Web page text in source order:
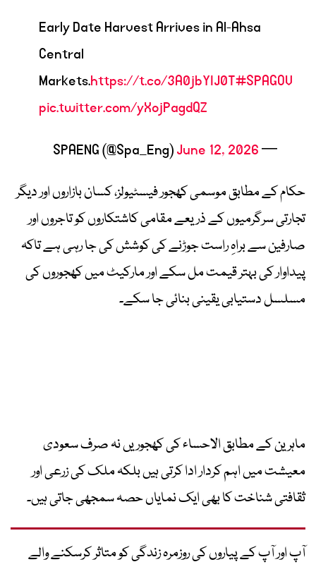
Early Date Harvest Arrives in Al-Ahsa
Central
Markets.https://t.co/3A0jbYIJ0T#SPAGOV
pic.twitter.com/yXojPagdQZ
— SPAENG (@Spa_Eng)
June 12, 2026
حکام کے مطابق موسمی کھجور فیسٹیولز، کسان بازاروں اور دیگر
تجارتی سرگرمیوں کے ذریعے مقامی کاشتکاروں کو تاجروں اور
صارفین سے براہِ راست جوڑنے کی کوشش کی جا رہی ہے تاکہ
پیداوار کی بہتر قیمت مل سکے اور مارکیٹ میں کھجوروں کی
مسلسل دستیابی یقینی بنائی جا سکے۔
ماہرین کے مطابق الاحساء کی کھجوریں نہ صرف سعودی
معیشت میں اہم کردار ادا کرتی ہیں بلکہ ملک کی زرعی اور
ثقافتی شناخت کا بھی ایک نمایاں حصہ سمجھی جاتی ہیں۔
آپ اور آپ کے پیاروں کی روزمرہ زندگی کو متاثر کرسکنے والے